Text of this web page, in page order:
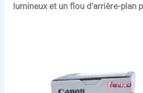
lumineux et un flou d’arrière-plan